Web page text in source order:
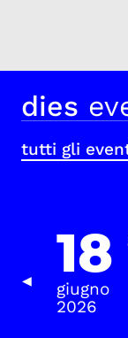
Previous Slide
◀
dies
tutti gli
18
giugno
2026